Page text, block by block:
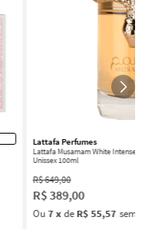
Lattafa Perfumes
Lattafa Musamam White Intense
Unissex 100ml
R$649,00
R$389,00
Ou7xdeR$ 55,57 sem